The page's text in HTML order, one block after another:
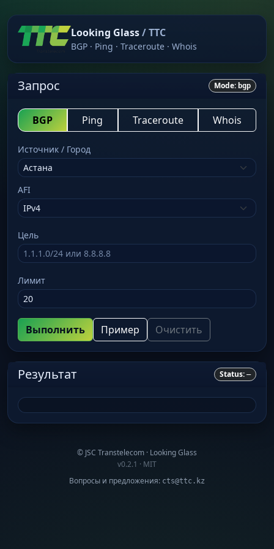
Looking Glass/ TTC
BGP · Ping · Traceroute · Whois
Запрос Mode:bgp
BGP Ping Traceroute Whois
Источник / Город
AFI
Цель
Лимит
Выполнить Пример Очистить
Результат Status:—
© JSC Transtelecom · Looking Glass
v0.2.1 · MIT
Вопросы и предложения: cts@ttc.kz